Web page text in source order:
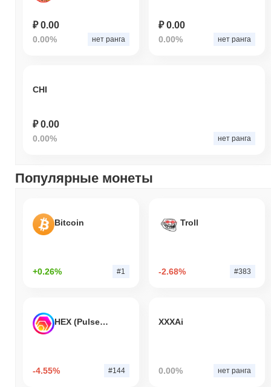
₽ 0.00
0.00% нет ранга
₽ 0.00
0.00% нет ранга
CHI
₽ 0.00
0.00% нет ранга
Популярные монеты
Bitcoin
+0.26% #1
Troll
-2.68% #383
HEX (Pulsechain)
-4.55% #144
XXXAi
0.00% нет ранга